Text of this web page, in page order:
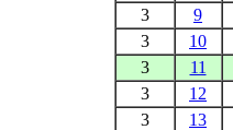
3
9
3
10
3
11
3
12
3
13